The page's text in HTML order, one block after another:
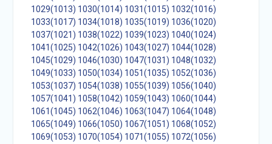
1029(1013) 1030(1014) 1031(1015) 1032(1016)
1033(1017) 1034(1018) 1035(1019) 1036(1020)
1037(1021) 1038(1022) 1039(1023) 1040(1024)
1041(1025) 1042(1026) 1043(1027) 1044(1028)
1045(1029) 1046(1030) 1047(1031) 1048(1032)
1049(1033) 1050(1034) 1051(1035) 1052(1036)
1053(1037) 1054(1038) 1055(1039) 1056(1040)
1057(1041) 1058(1042) 1059(1043) 1060(1044)
1061(1045) 1062(1046) 1063(1047) 1064(1048)
1065(1049) 1066(1050) 1067(1051) 1068(1052)
1069(1053) 1070(1054) 1071(1055) 1072(1056)